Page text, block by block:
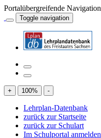
Portalübergreifende Navigation
Toggle navigation
+ 100% -
Lehrplan-Datenbank
zurück zur Startseite
zurück zur Schulart
Im Schulportal anmelden